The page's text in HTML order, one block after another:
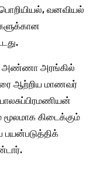
வனவியல்
அண்ணா அரங்கில்
ஆற்றிய மாணவர்
மூலமாக கிடைக்கும்